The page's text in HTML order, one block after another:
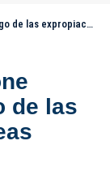
de áreas protegidas
de las